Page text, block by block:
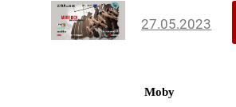
27.05.2023
Moby